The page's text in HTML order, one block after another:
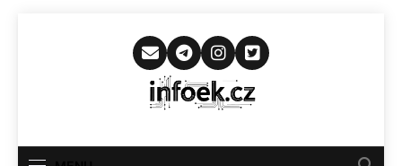
Infoek.cz
Novinkám